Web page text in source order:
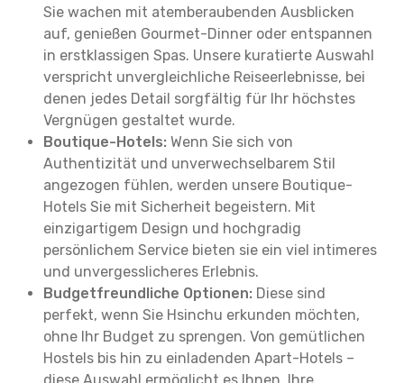
Sie wachen mit atemberaubenden Ausblicken
auf, genießen Gourmet-Dinner oder entspannen
in erstklassigen Spas. Unsere kuratierte Auswahl
verspricht unvergleichliche Reiseerlebnisse, bei
denen jedes Detail sorgfältig für Ihr höchstes
Vergnügen gestaltet wurde.
Boutique-Hotels: Wenn Sie sich von
Authentizität und unverwechselbarem Stil
angezogen fühlen, werden unsere Boutique-
Hotels Sie mit Sicherheit begeistern. Mit
einzigartigem Design und hochgradig
persönlichem Service bieten sie ein viel intimeres
und unvergesslicheres Erlebnis.
Budgetfreundliche Optionen: Diese sind
perfekt, wenn Sie Hsinchu erkunden möchten,
ohne Ihr Budget zu sprengen. Von gemütlichen
Hostels bis hin zu einladenden Apart-Hotels –